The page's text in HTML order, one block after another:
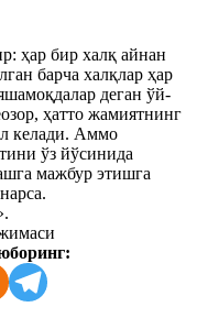
ҳар бир халқ айнан
барча халқлар ҳар
деган ўй-
ҳатто жамиятнинг
келади. Аммо
ўз йўсинида
мажбур этишга